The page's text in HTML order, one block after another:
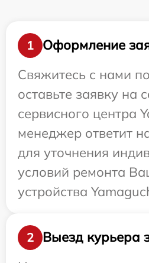
1
Оформление
Свяжитесь с нами
оставьте заявку на
сервисного центра
менеджер ответит
для уточнения
условий ремонта
устройства
2
Выезд курьера